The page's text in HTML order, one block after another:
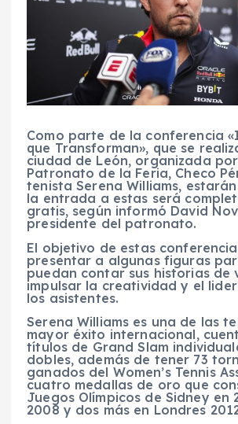
Como parte de la conferencia
que Transforman», que se
ciudad de León, organizada
Patronato de la Feria, Checo
tenista Serena Williams,
la entrada a estas será
gratis, según informó David
presidente del patronato.
El objetivo de estas
presentar a algunas figuras
puedan contar sus historias de
impulsar la creatividad y el
los asistentes.
Serena Williams es una de las
mayor éxito internacional,
títulos de Grand Slam
dobles, además de tener 73
ganados del Women’s Tennis
cuatro medallas de oro que
Juegos Olímpicos de Sidney en
2008 y dos más en Londres